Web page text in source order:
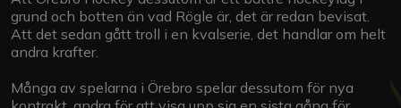
grund och botten än vad Rögle är, det är redan bevisat.
Att det sedan gått troll i en kvalserie, det handlar om helt
andra krafter.
Många av spelarna i Örebro spelar dessutom för nya